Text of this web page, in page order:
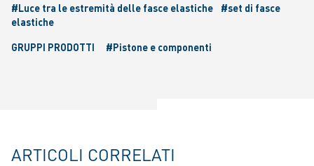
#Luce tra le estremità delle fasce elastiche
#set di fasce
elastiche
GRUPPI PRODOTTI
#Pistone e componenti
ARTICOLI CORRELATI